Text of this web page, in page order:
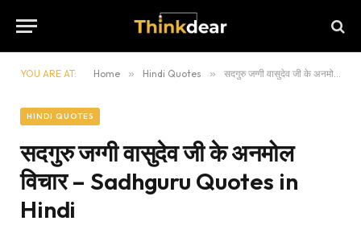
YOU ARE AT: Home » Hindi Quotes » सदगुरु जग्गी वासुदेव जी के अनमोल विचार – Sadhguru Quotes in Hindi
HINDI QUOTES
सदगुरु जग्गी वासुदेव जी के अनमोल
विचार – Sadhguru Quotes in
Hindi